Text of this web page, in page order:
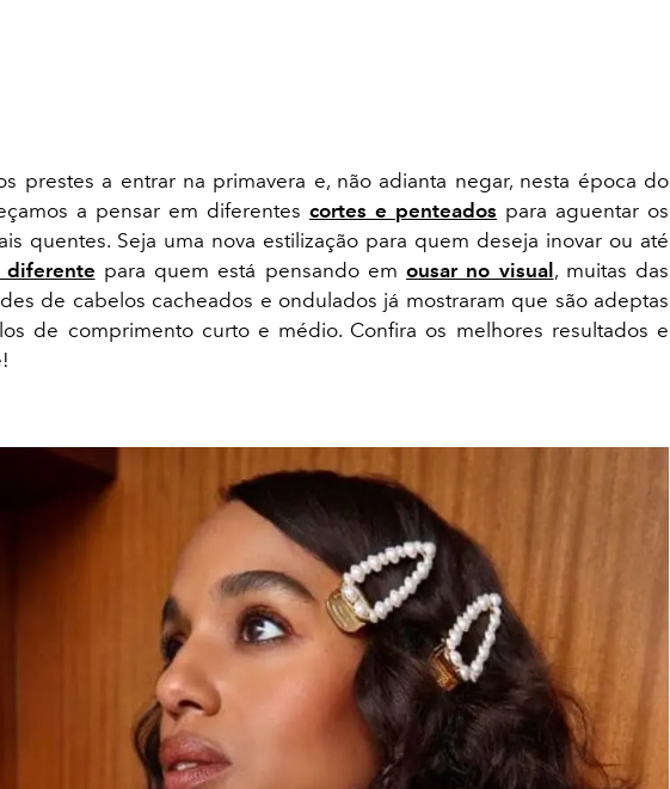
prestes a entrar na primavera e, não adianta negar, nesta época do
a pensar em diferentes cortes e penteados para aguentar os
quentes. Seja uma nova estilização para quem deseja inovar ou até
diferente para quem está pensando em ousar no visual, muitas das
de cabelos cacheados e ondulados já mostraram que são adeptas
de comprimento curto e médio. Confira os melhores resultados e